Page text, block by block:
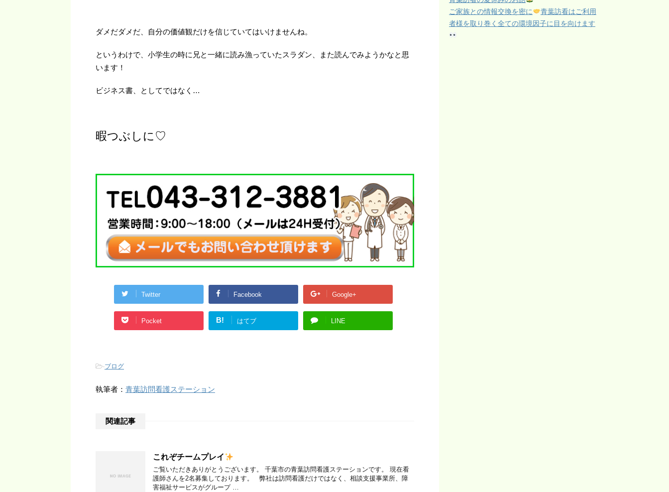
ダメだダメだ、自分の価値観だけを信じていてはいけませんね。
というわけで、小学生の時に兄と一緒に読み漁っていたスラダン、また読んでみようかなと思
います！
ビジネス書、としてではなく…
暇つぶしに♡
Twitter Facebook Google+
Pocket B! はてブ LINE
-ブログ
執筆者： 青葉訪問看護ステーション
関連記事
これぞチームプレイ
ご覧いただきありがとうございます。 千葉市の青葉訪問看護ステーションです。 現在看
護師さんを2名募集しております。 弊社は訪問看護だけではなく、相談支援事業所、障
害福祉サービスがグループ …
ご家族との情報交換を密に
青葉訪看はご利用
者様を取り巻く全ての環境因子に目を向けます